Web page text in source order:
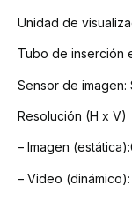
Unidad de
Tubo de inserción
Sensor de imagen:
Resolución (H x V)
– Imagen (estática):
– Video (dinámico):